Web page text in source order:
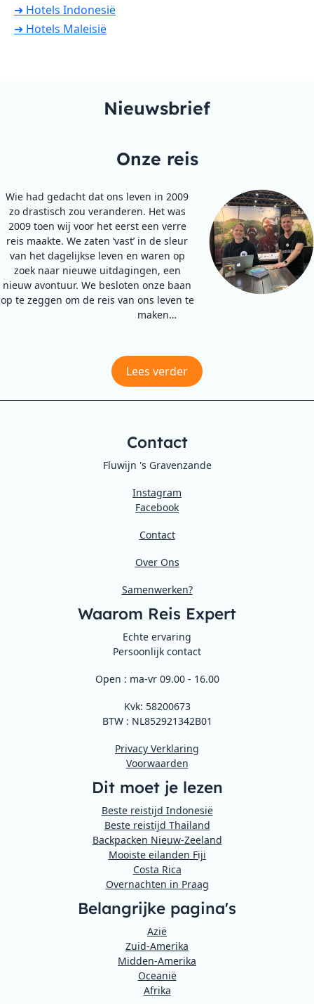
➜ Hotels Indonesië
➜ Hotels Maleisië
Nieuwsbrief
Onze reis
Wie had gedacht dat ons leven in 2009
zo drastisch zou veranderen. Het was
2009 toen wij voor het eerst een verre
reis maakte. We zaten ‘vast’ in de sleur
van het dagelijkse leven en waren op
zoek naar nieuwe uitdagingen, een
nieuw avontuur. We besloten onze baan
op te zeggen om de reis van ons leven te
maken…
Lees verder
Contact
Fluwijn 's Gravenzande
Instagram
Facebook
Contact
Over Ons
Samenwerken?
Waarom Reis Expert
Echte ervaring
Persoonlijk contact
Open : ma-vr 09.00 - 16.00
Kvk: 58200673
BTW : NL852921342B01
Privacy Verklaring
Voorwaarden
Dit moet je lezen
Beste reistijd Indonesië
Beste reistijd Thailand
Backpacken Nieuw-Zeeland
Mooiste eilanden Fiji
Costa Rica
Overnachten in Praag
Belangrijke pagina's
Azië
Zuid-Amerika
Midden-Amerika
Oceanië
Afrika